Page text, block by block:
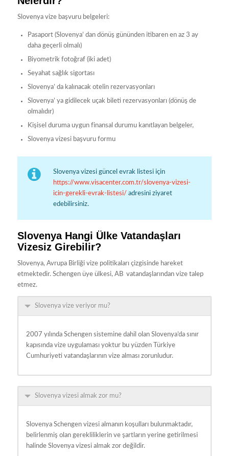
Slovenya vize başvuru belgeleri:
Pasaport (Slovenya’ dan dönüş gününden itibaren en az 3 ay
daha geçerli olmalı)
Biyometrik fotoğraf (iki adet)
Seyahat sağlık sigortası
Slovenya’ da kalınacak otelin rezervasyonları
Slovenya’ ya gidilecek uçak bileti rezervasyonları (dönüş de
olmalıdır)
Kişisel duruma uygun finansal durumu kanıtlayan belgeler,
Slovenya vizesi başvuru formu
Slovenya vizesi güncel evrak listesi için
https://www.visacenter.com.tr/slovenya-vizesi-
icin-gerekli-evrak-listesi/ adresini ziyaret
edebilirsiniz.
Slovenya Hangi Ülke Vatandaşları
Vizesiz Girebilir?
Slovenya, Avrupa Birliği vize politikaları çizgisinde hareket
etmektedir. Schengen üye ülkesi, AB vatandaşlarından vize talep
etmez.
Slovenya vize veriyor mu?
2007 yılında Schengen sistemine dahil olan Slovenya’da sınır
kapısında vize uygulaması yoktur bu yüzden Türkiye
Cumhuriyeti vatandaşlarının vize alması zorunludur.
Slovenya vizesi almak zor mu?
Slovenya Schengen vizesi almanın koşulları bulunmaktadır,
belirlenmiş olan gerekliliklerin ve şartların yerine getirilmesi
halinde Slovenya vizesi almak zor değildir.